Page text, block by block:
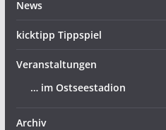
News
kicktipp Tippspiel
Veranstaltungen
… im Ostseestadion
Archiv